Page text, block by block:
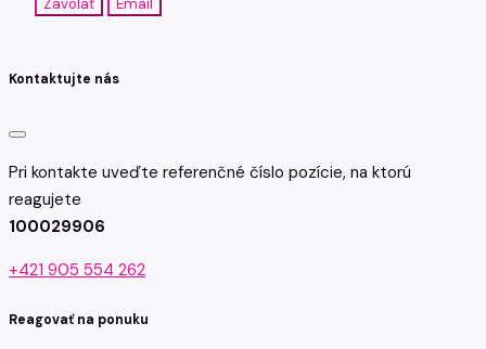
Zavolať Email
Kontaktujte nás
Pri kontakte uveďte referenčné číslo pozície, na ktorú
reagujete
100029906
+421 905 554 262
Reagovať na ponuku